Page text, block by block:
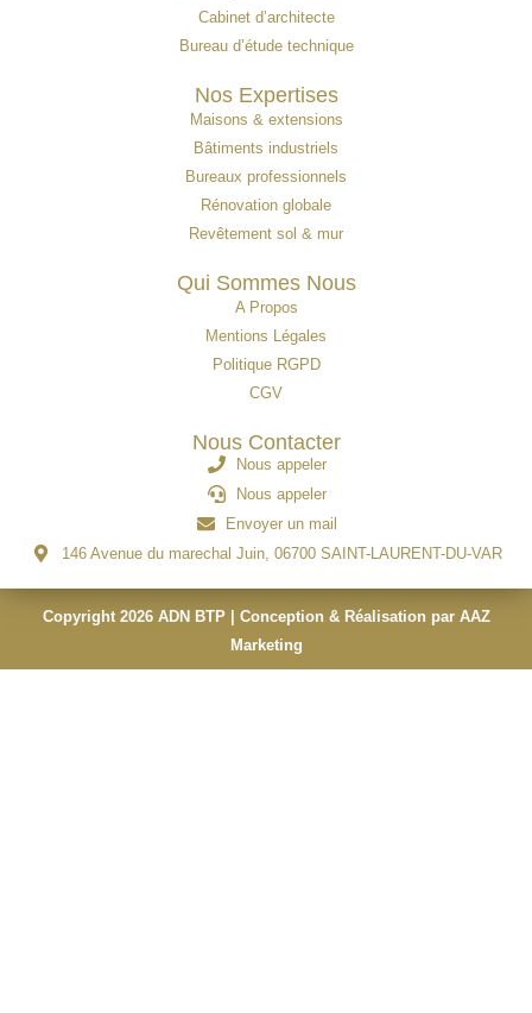
Cabinet d’architecte
Bureau d’étude technique
Nos Expertises
Maisons & extensions
Bâtiments industriels
Bureaux professionnels
Rénovation globale
Revêtement sol & mur
Qui Sommes Nous
A Propos
Mentions Légales
Politique RGPD
CGV
Nous Contacter
Nous appeler
Nous appeler
Envoyer un mail
146 Avenue du marechal Juin, 06700 SAINT-LAURENT-DU-VAR
Copyright 2026 ADN BTP | Conception & Réalisation par AAZ
Marketing